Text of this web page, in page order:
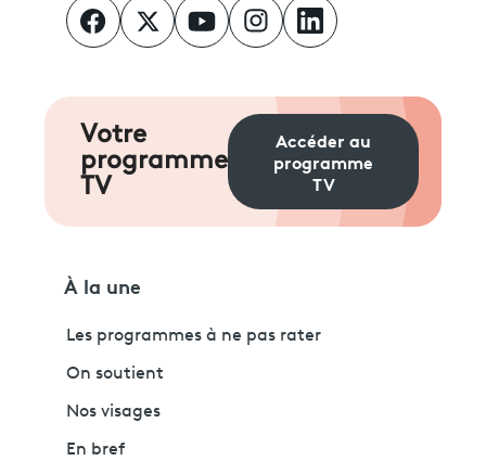
Votre
programme
TV
Accéder au
programme
TV
À la une
Les programmes à ne pas rater
On soutient
Nos visages
En bref